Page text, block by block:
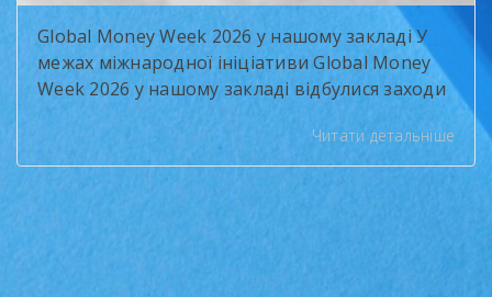
Global Money Week 2026 у нашому закладі У
межах міжнародної ініціативи Global Money
Week 2026 у нашому закладі відбулися заходи
здобувачів освіти. Тема року — «Чесні
розмови про гроші» (Smart Money Talks) —
Читати детальніше